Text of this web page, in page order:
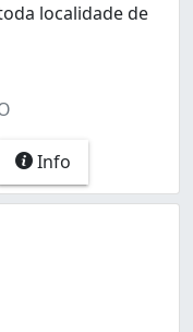
localidade de
Info